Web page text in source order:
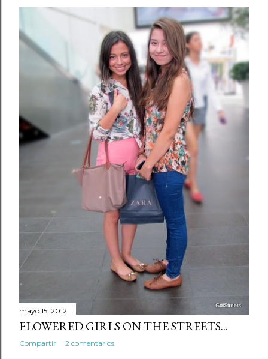
mayo 15, 2012
FLOWERED GIRLS ON THE STREETS...
Compartir 2 comentarios